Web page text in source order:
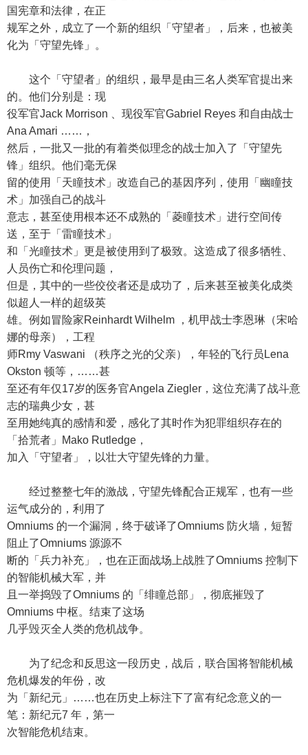
国宪章和法律，在正
规军之外，成立了一个新的组织「守望者」，后来，也被美
化为「守望先锋」。
这个「守望者」的组织，最早是由三名人类军官提出来
的。他们分别是：现
役军官Jack Morrison 、现役军官Gabriel Reyes 和自由战士
Ana Amari ……，
然后，一批又一批的有着类似理念的战士加入了「守望先
锋」组织。他们毫无保
留的使用「天瞳技术」改造自己的基因序列，使用「幽瞳技
术」加强自己的战斗
意志，甚至使用根本还不成熟的「菱瞳技术」进行空间传
送，至于「雷瞳技术」
和「光瞳技术」更是被使用到了极致。这造成了很多牺牲、
人员伤亡和伦理问题，
但是，其中的一些佼佼者还是成功了，后来甚至被美化成类
似超人一样的超级英
雄。例如冒险家Reinhardt Wilhelm ，机甲战士李恩琳（宋哈
娜的母亲），工程
师Rmy Vaswani （秩序之光的父亲），年轻的飞行员Lena
Okston 顿等，……甚
至还有年仅17岁的医务官Angela Ziegler，这位充满了战斗意
志的瑞典少女，甚
至用她纯真的感情和爱，感化了其时作为犯罪组织存在的
「拾荒者」Mako Rutledge，
加入「守望者」，以壮大守望先锋的力量。
经过整整七年的激战，守望先锋配合正规军，也有一些
运气成分的，利用了
Omniums 的一个漏洞，终于破译了Omniums 防火墙，短暂
阻止了Omniums 源源不
断的「兵力补充」，也在正面战场上战胜了Omniums 控制下
的智能机械大军，并
且一举捣毁了Omniums 的「绯瞳总部」，彻底摧毁了
Omniums 中枢。结束了这场
几乎毁灭全人类的危机战争。
为了纪念和反思这一段历史，战后，联合国将智能机械
危机爆发的年份，改
为「新纪元」……也在历史上标注下了富有纪念意义的一
笔：新纪元7 年，第一
次智能危机结束。